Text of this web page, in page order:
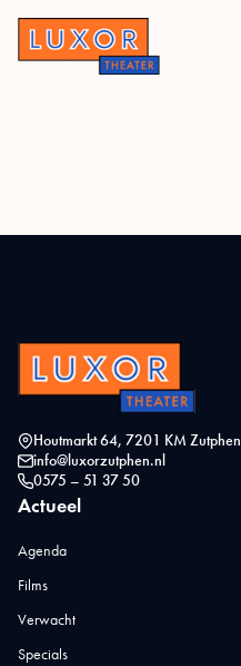
Houtmarkt 64, 7201 KM Zutphen
info@luxorzutphen.nl
0575 – 51 37 50
Actueel
Agenda
Films
Verwacht
Specials